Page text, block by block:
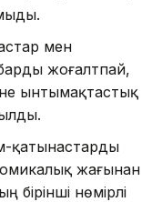
мен
жоғалтпай,
ынтымақтастық
қатынастарды
жағынан
бірінші нөмірлі